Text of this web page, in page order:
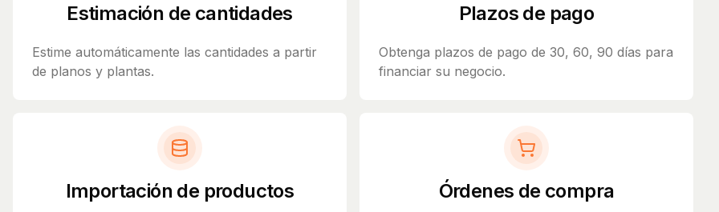
Estimación de cantidades
Estime automáticamente las cantidades a partir
de planos y plantas.
Plazos de pago
Obtenga plazos de pago de 30, 60, 90 días para
financiar su negocio.
Importación de productos Órdenes de compra